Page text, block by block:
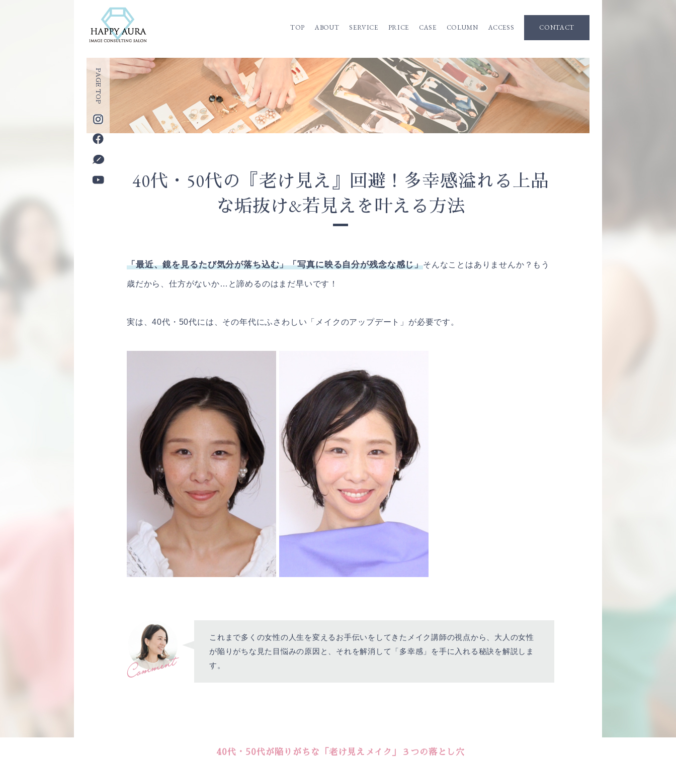
PAGE TOP
TOP ABOUT SERVICE PRICE CASE COLUMN ACCESS CONTACT
40代・50代の『老け見え』回避！多幸感溢れる上品
な垢抜け&若見えを叶える方法
「最近、鏡を見るたび気分が落ち込む」「写真に映る自分が残念な感じ」そんなことはありませんか？もう
歳だから、仕方がないか…と諦めるのはまだ早いです！
実は、40代・50代には、その年代にふさわしい「メイクのアップデート」が必要です。
これまで多くの女性の人生を変えるお手伝いをしてきたメイク講師の視点から、大人の女性
が陥りがちな見た目悩みの原因と、それを解消して「多幸感」を手に入れる秘訣を解説しま
す。
40代・50代が陥りがちな「老け見えメイク」３つの落とし穴